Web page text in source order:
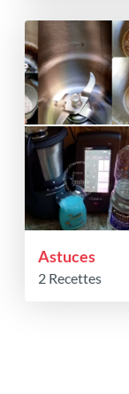
Astuces
2 Recettes